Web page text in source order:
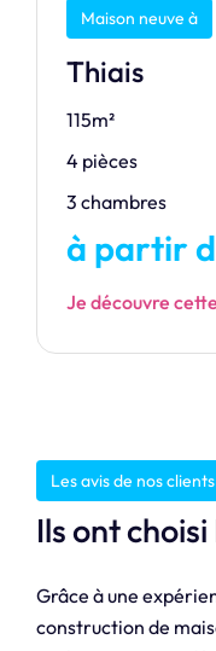
Maison neuve à
Thiais
115m²
4 pièces
3 chambres
à partir
Je découvre
Les avis de nos clients
Ils ont
Grâce à une
construction de